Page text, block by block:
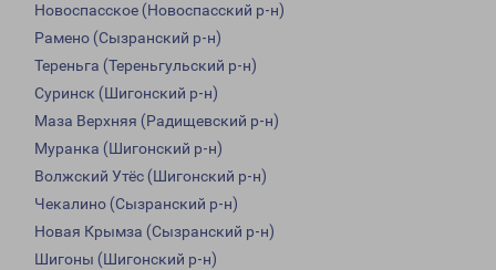
Новоспасское (Новоспасский р-н)
Рамено (Сызранский р-н)
Тереньга (Тереньгульский р-н)
Суринск (Шигонский р-н)
Маза Верхняя (Радищевский р-н)
Муранка (Шигонский р-н)
Волжский Утёс (Шигонский р-н)
Чекалино (Сызранский р-н)
Новая Крымза (Сызранский р-н)
Шигоны (Шигонский р-н)